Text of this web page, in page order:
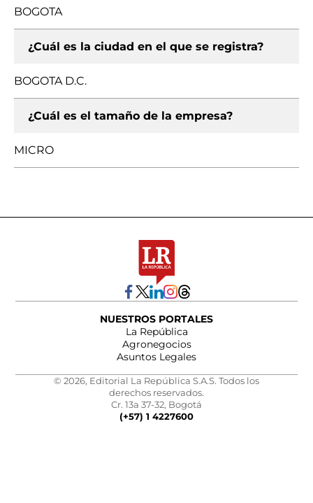
BOGOTA
¿Cuál es la ciudad en el que se registra?
BOGOTA D.C.
¿Cuál es el tamaño de la empresa?
MICRO
NUESTROS PORTALES
La República
Agronegocios
Asuntos Legales
© 2026, Editorial La República S.A.S. Todos los
derechos reservados.
Cr. 13a 37-32, Bogotá
(+57) 1 4227600